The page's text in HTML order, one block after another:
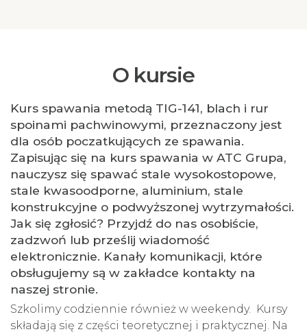
O kursie
Kurs spawania metodą TIG-141, blach i rur
spoinami pachwinowymi, przeznaczony jest
dla osób poczatkujących ze spawania.
Zapisując się na kurs spawania w ATC Grupa,
nauczysz się spawać stale wysokostopowe,
stale kwasoodporne, aluminium, stale
konstrukcyjne o podwyższonej wytrzymałości.
Jak się zgłosić? Przyjdź do nas osobiście,
zadzwoń lub prześlij wiadomość
elektronicznie. Kanały komunikacji, które
obsługujemy są w zakładce kontakty na
naszej stronie.
Szkolimy codziennie również w weekendy. Kursy
składają się z części teoretycznej i praktycznej. Na